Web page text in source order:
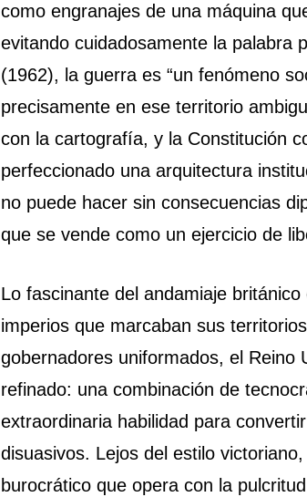
como engranajes de una máquina
evitando cuidadosamente la palabra
(1962), la guerra es “un fenómeno
precisamente en ese territorio
con la cartografía, y la Constitución
perfeccionado una arquitectura
no puede hacer sin consecuencias
que se vende como un ejercicio de
Lo fascinante del andamiaje
imperios que marcaban sus
gobernadores uniformados, el Reino
refinado: una combinación de
extraordinaria habilidad para
disuasivos. Lejos del estilo
burocrático que opera con la